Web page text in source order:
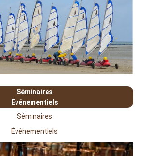
Séminaires
Événementiels
Séminaires
Événementiels